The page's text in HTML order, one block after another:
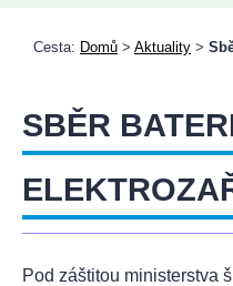
Cesta: Domů > Aktuality >
SBĚR
Pod záštitou ministerstva